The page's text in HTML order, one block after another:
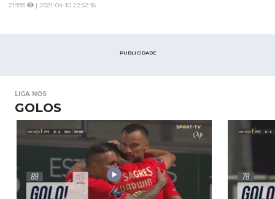
Gonçalves. Rafa e Seferovic marcaram ainda antes do
21993 | 2021-04-10 22:52:18
PUBLICIDADE
LIGA NOS
GOLOS